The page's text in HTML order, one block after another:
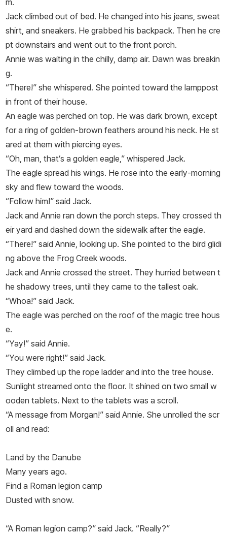
m.
Jack climbed out of bed. He changed into his jeans, sweat
shirt, and sneakers. He grabbed his backpack. Then he cre
pt downstairs and went out to the front porch.
Annie was waiting in the chilly, damp air. Dawn was breakin
g.
“There!” she whispered. She pointed toward the lamppost
in front of their house.
An eagle was perched on top. He was dark brown, except
for a ring of golden-brown feathers around his neck. He st
ared at them with piercing eyes.
“Oh, man, that’s a golden eagle,” whispered Jack.
The eagle spread his wings. He rose into the early-morning
sky and flew toward the woods.
“Follow him!” said Jack.
Jack and Annie ran down the porch steps. They crossed th
eir yard and dashed down the sidewalk after the eagle.
“There!” said Annie, looking up. She pointed to the bird glidi
ng above the Frog Creek woods.
Jack and Annie crossed the street. They hurried between t
he shadowy trees, until they came to the tallest oak.
“Whoa!” said Jack.
The eagle was perched on the roof of the magic tree hous
e.
“Yay!” said Annie.
“You were right!” said Jack.
They climbed up the rope ladder and into the tree house.
Sunlight streamed onto the floor. It shined on two small w
ooden tablets. Next to the tablets was a scroll.
“A message from Morgan!” said Annie. She unrolled the scr
oll and read:
Land by the Danube
Many years ago.
Find a Roman legion camp
Dusted with snow.
“A Roman legion camp?” said Jack. “Really?”